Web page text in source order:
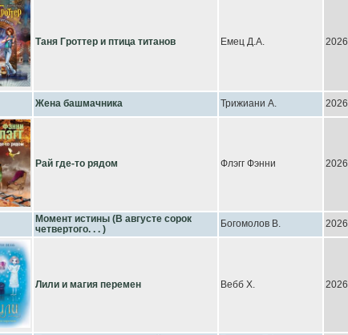
Таня Гроттер и птица титанов Емец Д.А. 2026
Жена башмачника Трижиани А. 2026
Рай где-то рядом Флэгг Фэнни 2026
Момент истины (В августе сорок
четвертого. . . )
Богомолов В. 2026
Лили и магия перемен Вебб Х. 2026